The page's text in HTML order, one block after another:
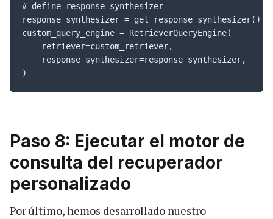
# define response synthesizer
response_synthesizer = get_response_synthesizer()
custom_query_engine = RetrieverQueryEngine(
    retriever=custom_retriever,
    response_synthesizer=response_synthesizer,
)
Paso 8: Ejecutar el motor de
consulta del recuperador
personalizado
Por último, hemos desarrollado nuestro